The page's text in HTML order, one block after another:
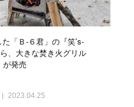
「Ｂ-６君」の『笑’s-
、大きな焚き火グリル
が発売
2023.04.25